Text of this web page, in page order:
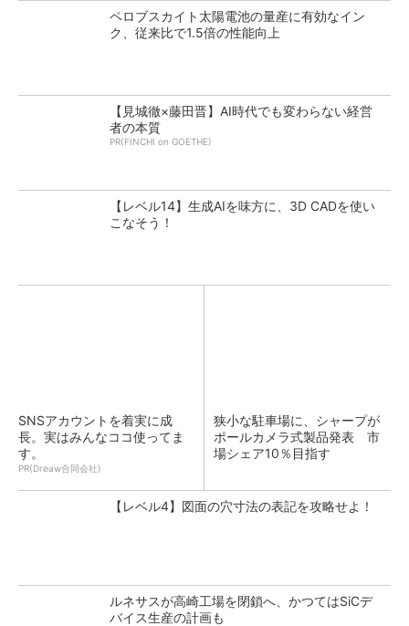
ペロブスカイト太陽電池の量産に有効なイン
ク、従来比で1.5倍の性能向上
【見城徹×藤田晋】AI時代でも変わらない経営
者の本質
PR(FINCHI on GOETHE)
【レベル14】生成AIを味方に、3D CADを使い
こなそう！
SNSアカウントを着実に成
長。実はみんなココ使ってま
す。
PR(Dreaw合同会社)
狭小な駐車場に、シャープが
ポールカメラ式製品発表 市
場シェア10％目指す
【レベル4】図面の穴寸法の表記を攻略せよ！
ルネサスが高崎工場を閉鎖へ、かつてはSiCデ
バイス生産の計画も